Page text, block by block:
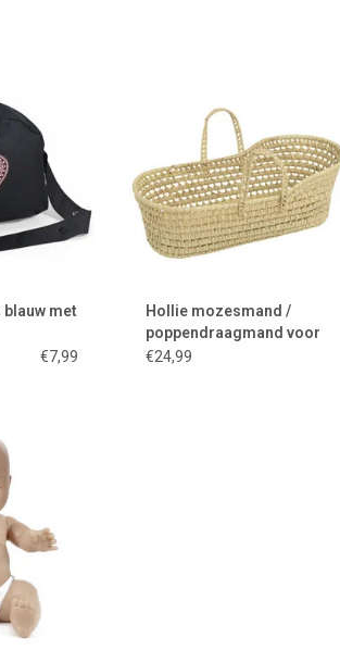
met
€7,99
tot 40 cm.
Gemaakt van palmblad.
TOEVOEGEN AAN WINKELWAGEN
Hollie mozesmand /
poppendraagmand voor
poppen
€24,99
meisje met
sproetjes